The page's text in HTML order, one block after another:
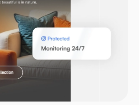
Pemrograman Laravel